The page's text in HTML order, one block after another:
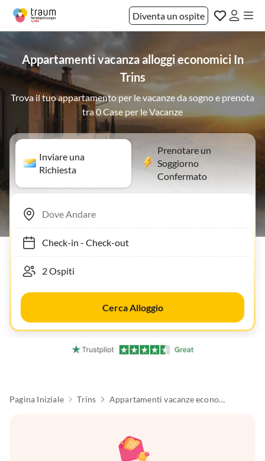
Diventa un ospite
Appartamenti vacanza alloggi economici In
Trins
Trova il tuo appartamento per le vacanze da sogno e prenota
tra 0 Case per le Vacanze
Inviare una
Richiesta
Prenotare un
Soggiorno
Confermato
Check-in- Check-out
Cerca Alloggio
Pagina Iniziale Trins Appartamenti vacanze economici